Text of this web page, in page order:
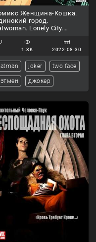
Женщина-Кошка.
город.
Lonely City.
1.3K 2022-08-30
joker two face
джокер